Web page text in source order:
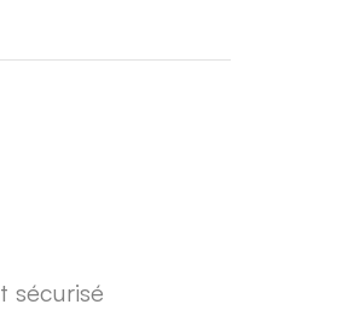
sécurisé